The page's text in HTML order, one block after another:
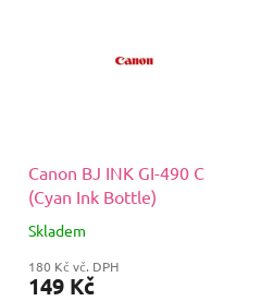
Canon BJ INK GI-490 C
(Cyan Ink Bottle)
Skladem
180 Kč vč. DPH
149 Kč